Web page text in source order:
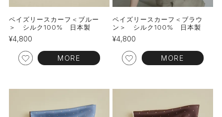
ペイズリースカーフ＜ブルー
＞ シルク100% 日本製
¥4,800
MORE
ペイズリースカーフ＜ブラウ
ン＞ シルク100% 日本製
¥4,800
MORE